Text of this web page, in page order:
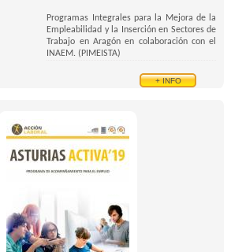
Programas Integrales para la Mejora de la
Empleabilidad y la Inserción en Sectores de
Trabajo en Aragón en colaboración con el
INAEM. (PIMEISTA)
+ INFO
de Activación y Orientación Laboral filter
de Inclusión Sociolaboral filter
de Orientación Profesional para el empleo y
para el Autoempleo filter
Profesional para el empleo y asistencia